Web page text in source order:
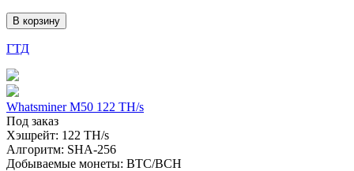
В корзину
ГТД
Whatsminer M50 122 TH/s
Под заказ
Хэшрейт: 122 TH/s
Алгоритм: SHA-256
Добываемые монеты: BTC/BCH